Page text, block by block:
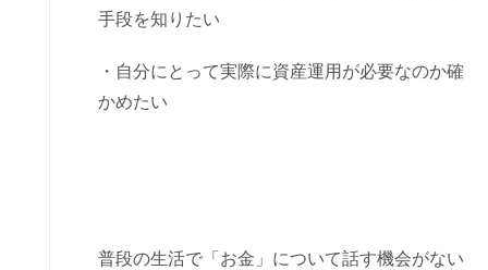
手段を知りたい
・自分にとって実際に資産運用が必要なのか確
かめたい
普段の生活で「お金」について話す機会がない